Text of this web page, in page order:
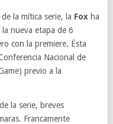
la mítica serie, la Foxha
nueva etapa de 6
con la premiere. Ésta
Nacional de
previo a la
la serie, breves
Francamente